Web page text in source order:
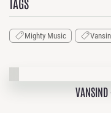
Mighty Music